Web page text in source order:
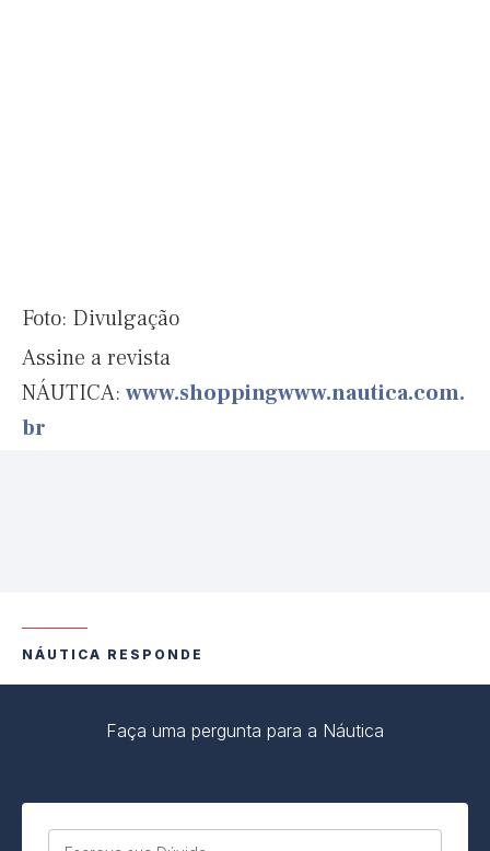
Foto: Divulgação
Assine a revista
NÁUTICA: www.shoppingwww.nautica.com.
br
NÁUTICA RESPONDE
Faça uma pergunta para a Náutica